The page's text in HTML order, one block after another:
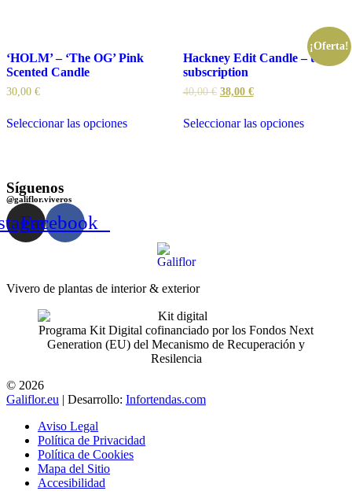
‘HOLM’ – ‘The OG’ Pink
Scented Candle
30,00 €
Seleccionar las opciones
¡Oferta!
Hackney Edit Candle – test
subscription
40,00€ 38,00 €
Seleccionar las opciones
Síguenos
@galiflor.viveros
Facebook
Vivero de plantas de interior & exterior
Programa Kit Digital cofinanciado por los Fondos Next
Generation (EU) del Mecanismo de Recuperación y
Resilencia
© 2026
Galiflor.eu | Desarrollo: Infortendas.com
Aviso Legal
Política de Privacidad
Política de Cookies
Mapa del Sitio
Accesibilidad